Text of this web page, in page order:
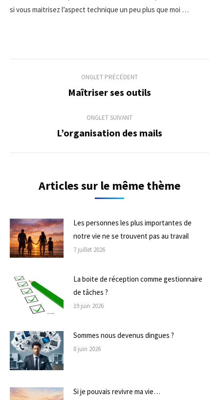
si vous maitrisez l’aspect technique un peu plus que moi …
commentaire
ONGLET PRÉCÉDENT
Onglet
Maîtriser ses outils
ONGLET SUIVANT
Onglet
L’organisation des mails
Articles sur le même thème
Les personnes les plus importantes de
notre vie ne se trouvent pas au travail
7 juillet 2026
La boite de réception comme gestionnaire
de tâches ?
19 juin 2026
Sommes nous devenus dingues ?
8 juin 2026
Si je pouvais revivre ma vie…